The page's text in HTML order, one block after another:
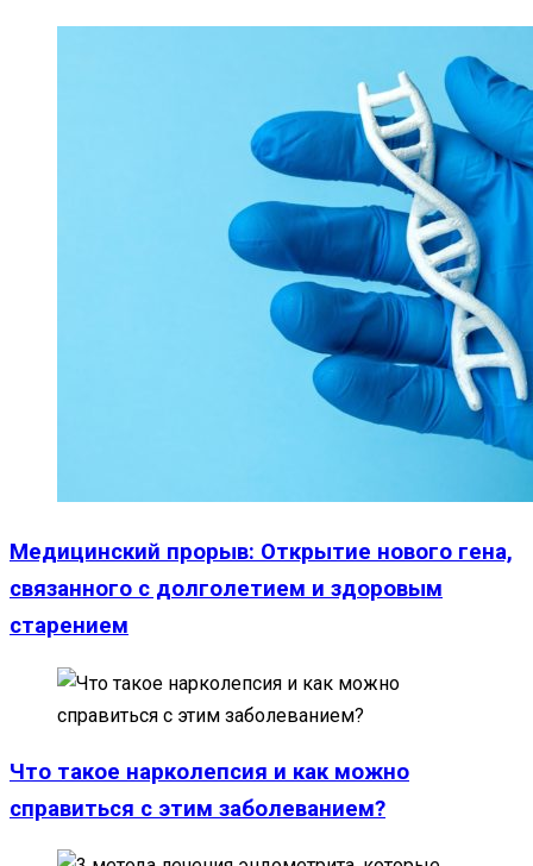
Медицинский прорыв: Открытие нового гена,
связанного с долголетием и здоровым
старением
Что такое нарколепсия и как можно
справиться с этим заболеванием?